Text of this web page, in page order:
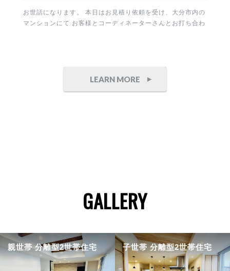
お世話になります。 本日はお見積り依頼を受け、大分市内の
マンションにて お客様とコーディネーターさんとお打ち合わ
で職人さんも専属の方に依頼しております。 重厚感のある石
目とコンクリート調の仕上げ。 完成が楽しみです。 これか
LEARN MORE
GALLERY
親世帯 分離型2世帯住宅 子世帯 分離型2世帯住宅